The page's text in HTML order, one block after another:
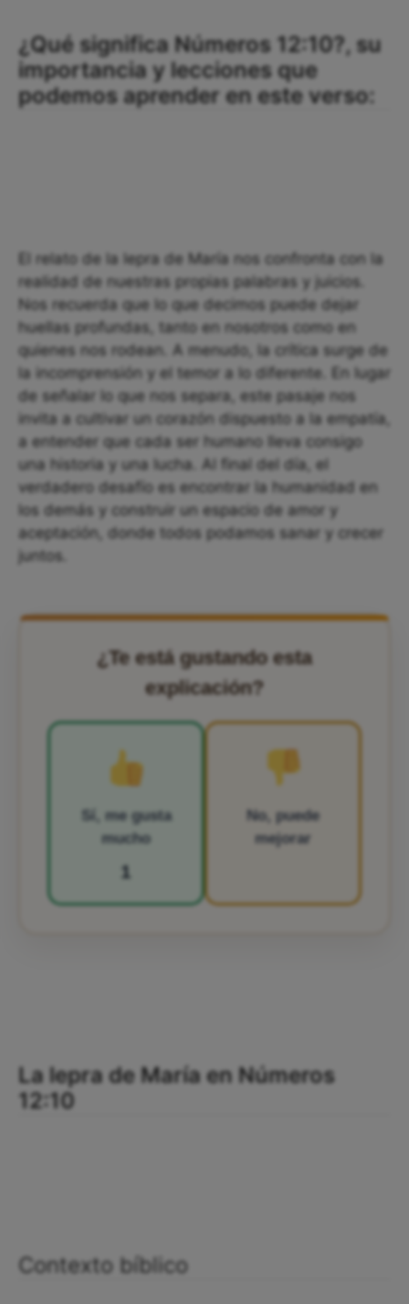
¿Qué significa Números 12:10?, su
importancia y lecciones que
podemos aprender en este verso:
El relato de la lepra de María nos confronta con la
realidad de nuestras propias palabras y juicios.
Nos recuerda que lo que decimos puede dejar
huellas profundas, tanto en nosotros como en
quienes nos rodean. A menudo, la crítica surge de
la incomprensión y el temor a lo diferente. En lugar
de señalar lo que nos separa, este pasaje nos
invita a cultivar un corazón dispuesto a la empatía,
a entender que cada ser humano lleva consigo
una historia y una lucha. Al final del día, el
verdadero desafío es encontrar la humanidad en
los demás y construir un espacio de amor y
aceptación, donde todos podamos sanar y crecer
juntos.
¿Te está gustando esta
explicación?
Sí, me gusta
mucho
1
No, puede
mejorar
La lepra de María en Números
12:10
Contexto bíblico